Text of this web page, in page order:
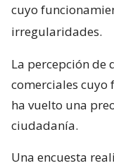
cuyo
irregularidades.
La percepción de
comerciales cuyo
ha vuelto una
ciudadanía.
Una encuesta